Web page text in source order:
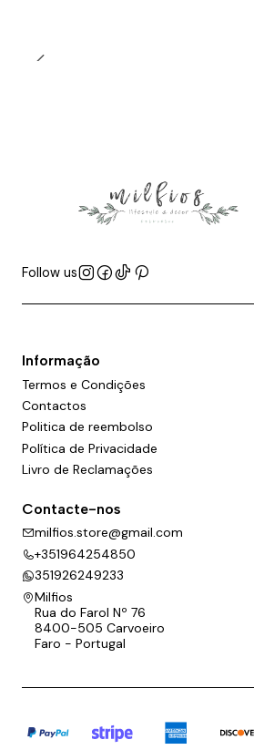
Follow us
Informação
Termos e Condições
Contactos
Politica de reembolso
Política de Privacidade
Livro de Reclamações
Contacte-nos
milfios.store@gmail.com
+351964254850
351926249233
Milfios
Rua do Farol Nº 76
8400-505 Carvoeiro
Faro - Portugal